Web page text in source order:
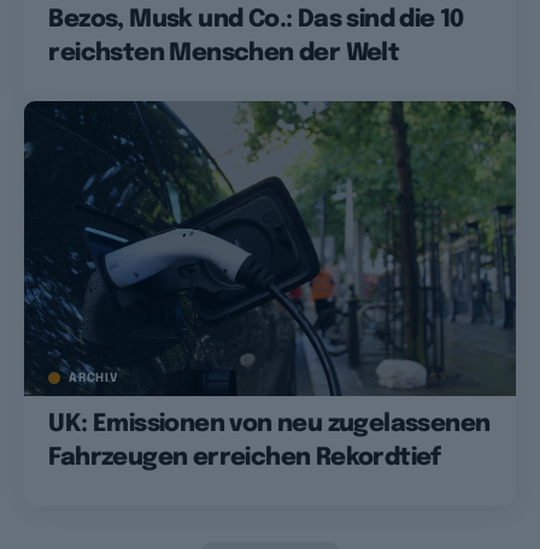
Bezos, Musk und Co.: Das sind die 10
reichsten Menschen der Welt
ARCHIV
UK: Emissionen von neu zugelassenen
Fahrzeugen erreichen Rekordtief